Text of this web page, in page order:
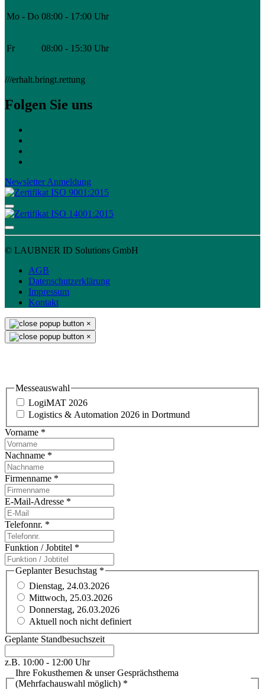
Mo - Do 08:00 - 17:00 Uhr
Fr 08:00 - 15:30 Uhr
///erhalt.bringt.rettung
Folgen Sie uns
Newsletter Anmeldung
© LAUBNER ID Solutions GmbH
AGB
Datenschutzerklärung
Impressum
Kontakt
×
×
Messeauswahl
LogiMAT 2026
Logistics & Automation 2026 in Dortmund
Vorname *
Nachname *
Firmenname *
E-Mail-Adresse *
Telefonnr. *
Funktion / Jobtitel *
Geplanter Besuchstag *
Dienstag, 24.03.2026
Mittwoch, 25.03.2026
Donnerstag, 26.03.2026
Aktuell noch nicht definiert
Geplante Standbesuchszeit
z.B. 10:00 - 12:00 Uhr
Ihre Fokusthemen & unser Gesprächsthema
(Mehrfachauswahl möglich) *